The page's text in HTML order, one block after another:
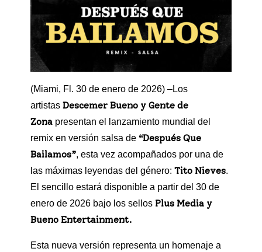
(Miami, Fl. 30 de enero de 2026) –Los
artistas Descemer Bueno y Gente de
Zona presentan el lanzamiento mundial del
remix en versión salsa de “Después Que
Bailamos”, esta vez acompañados por una de
las máximas leyendas del género: Tito Nieves.
El sencillo estará disponible a partir del 30 de
enero de 2026 bajo los sellos Plus Media y
Bueno Entertainment.
Esta nueva versión representa un homenaje a